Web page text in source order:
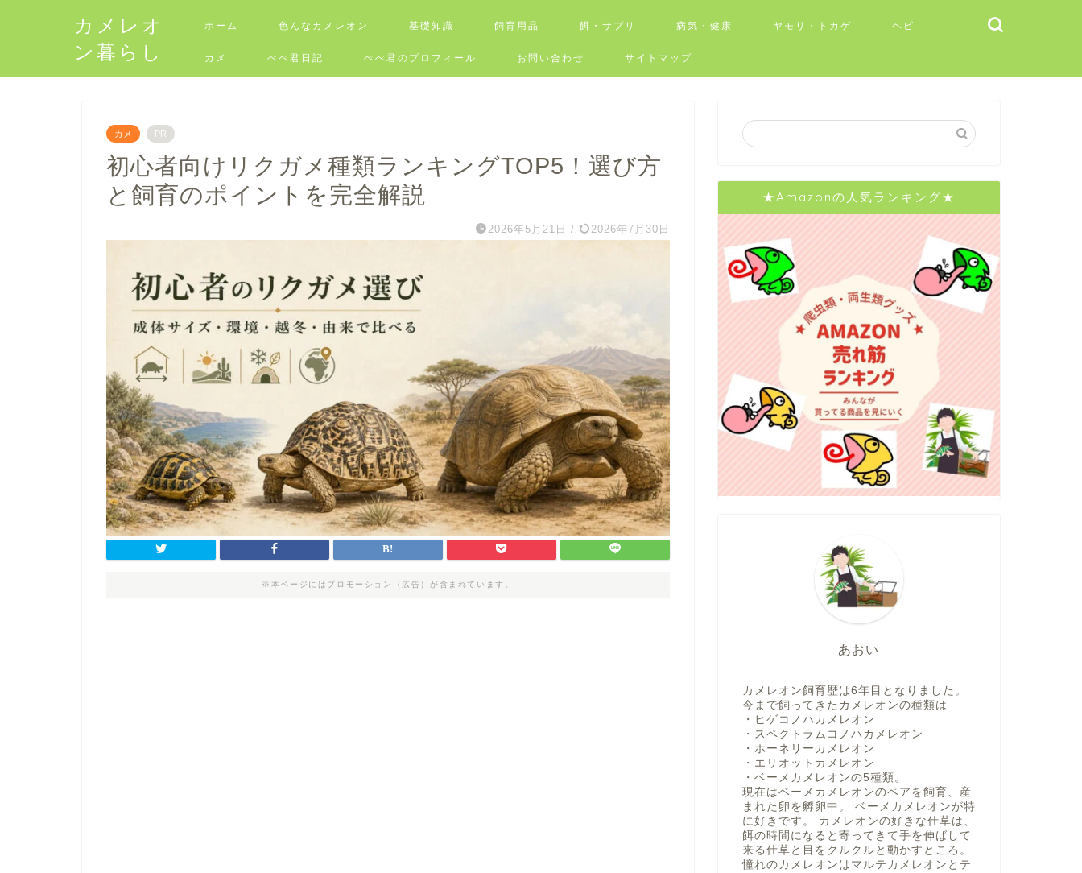
カメレオ
ン暮らし
ホーム 色んなカメレオン 基礎知識 飼育用品 餌・サプリ 病気・健康 ヤモリ・トカゲ ヘビ
カメ ぺぺ君日記 ぺぺ君のプロフィール お問い合わせ サイトマップ
カメ PR
初心者向けリクガメ種類ランキングTOP5！選び方
と飼育のポイントを完全解説
2026年5月21日 / 2026年7月30日
※本ページにはプロモーション（広告）が含まれています。
★Amazonの人気ランキング★
あおい
カメレオン飼育歴は6年目となりました。
今まで飼ってきたカメレオンの種類は
・ヒゲコノハカメレオン
・スペクトラムコノハカメレオン
・ホーネリーカメレオン
・エリオットカメレオン
・ベーメカメレオンの5種類。
現在はベーメカメレオンのペアを飼育、産
まれた卵を孵卵中。 ベーメカメレオンが特
に好きです。 カメレオンの好きな仕草は、
餌の時間になると寄ってきて手を伸ばして
来る仕草と目をクルクルと動かすところ。
憧れのカメレオンはマルテカメレオンとテ